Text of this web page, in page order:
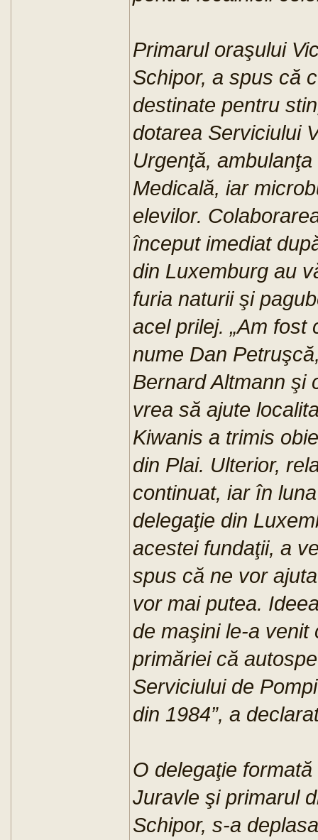
Primarul oraşului
Schipor, a spus că
destinate pentru
dotarea Serviciului
Urgenţă,
Medicală, iar
elevilor.
început imediat
din Luxemburg au
furia naturii şi
acel prilej. „Am
nume Dan
Bernard Altmann şi
vrea să ajute
Kiwanis a trimis
din Plai. Ulterior,
continuat, iar în
delegaţie din
acestei fundaţii, a
spus că ne vor
vor mai putea.
de maşini le-a
primăriei că
Serviciului de
din 1984”, a
O delegaţie
Juravle şi primarul
Schipor, s-a